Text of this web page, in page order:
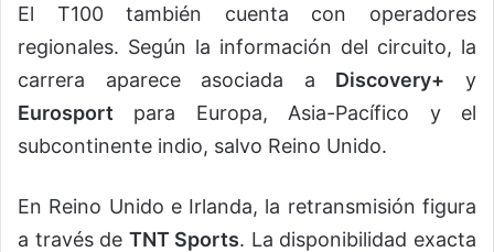
El T100 también cuenta con operadores
regionales. Según la información del circuito, la
carrera aparece asociada a Discovery+ y
Eurosport para Europa, Asia-Pacífico y el
subcontinente indio, salvo Reino Unido.
En Reino Unido e Irlanda, la retransmisión figura
a través de TNT Sports. La disponibilidad exacta